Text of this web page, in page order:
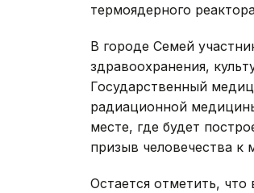
термоядерного
В городе Семей
здравоохранения,
Государственный
радиационной
месте, где будет
призыв человечества к
Остается отметить,